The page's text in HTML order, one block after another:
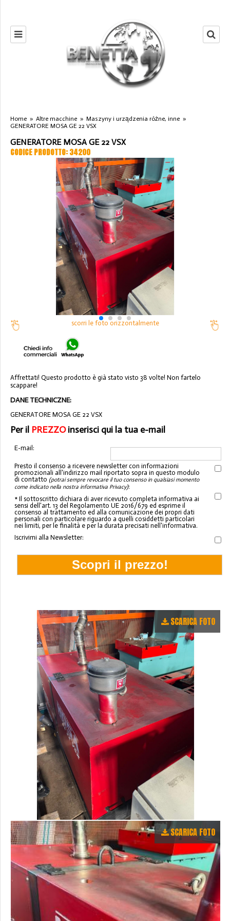
Home » Altre macchine » Maszyny i urządzenia różne, inne »
GENERATORE MOSA GE 22 VSX
GENERATORE MOSA GE 22 VSX
CODICE PRODOTTO: 34200
scorri le foto orizzontalmente
Affrettati! Questo prodotto è già stato visto 38 volte! Non fartelo
scappare!
DANE TECHNICZNE:
GENERATORE MOSA GE 22 VSX
Per il PREZZOinserisci qui la tua e-mail
E-mail:
Presto il consenso a ricevere newsletter con informazioni
promozionali all'indirizzo mail riportato sopra in questo modulo
di contatto (potrai sempre revocare il tuo consenso in qualsiasi momento
come indicato nella nostra informativa Privacy):
* Il sottoscritto dichiara di aver ricevuto completa informativa ai
sensi dell'art. 13 del Regolamento UE 2016/679 ed esprime il
consenso al trattamento ed alla comunicazione dei propri dati
personali con particolare riguardo a quelli cosiddetti particolari
nei limiti, per le finalità e per la durata precisati nell'informativa.
Iscrivimi alla Newsletter:
SCARICA FOTO
SCARICA FOTO